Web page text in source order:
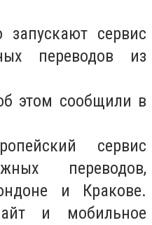
сервис
переводов из
этом сообщили в
сервис
переводов,
и Кракове.
и мобильное